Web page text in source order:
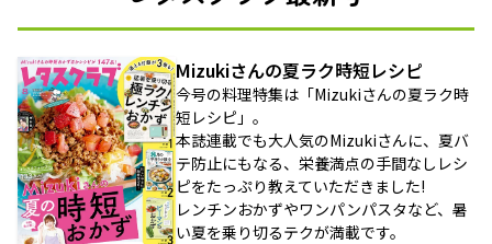
Mizukiさんの夏ラク時短レシピ
今号の料理特集は「Mizukiさんの夏ラク時
短レシピ」。
本誌連載でも大人気のMizukiさんに、夏バ
テ防止にもなる、栄養満点の手間なしレシ
ピをたっぷり教えていただきました!
レンチンおかずやワンパンパスタなど、暑
い夏を乗り切るテクが満載です。